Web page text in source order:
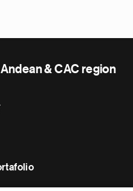
& CAC region